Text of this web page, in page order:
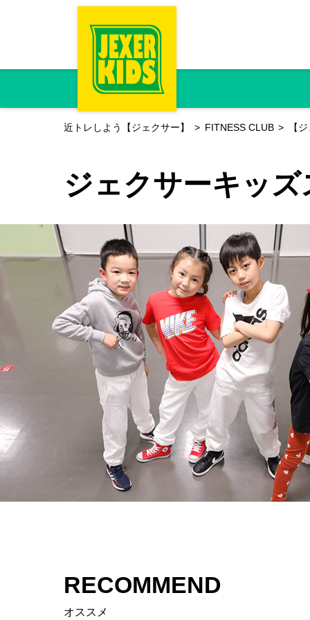
近トレしよう【ジェクサー】 FITNESS CLUB 【
ジェクサーキッ
RECOMMEND
オススメ